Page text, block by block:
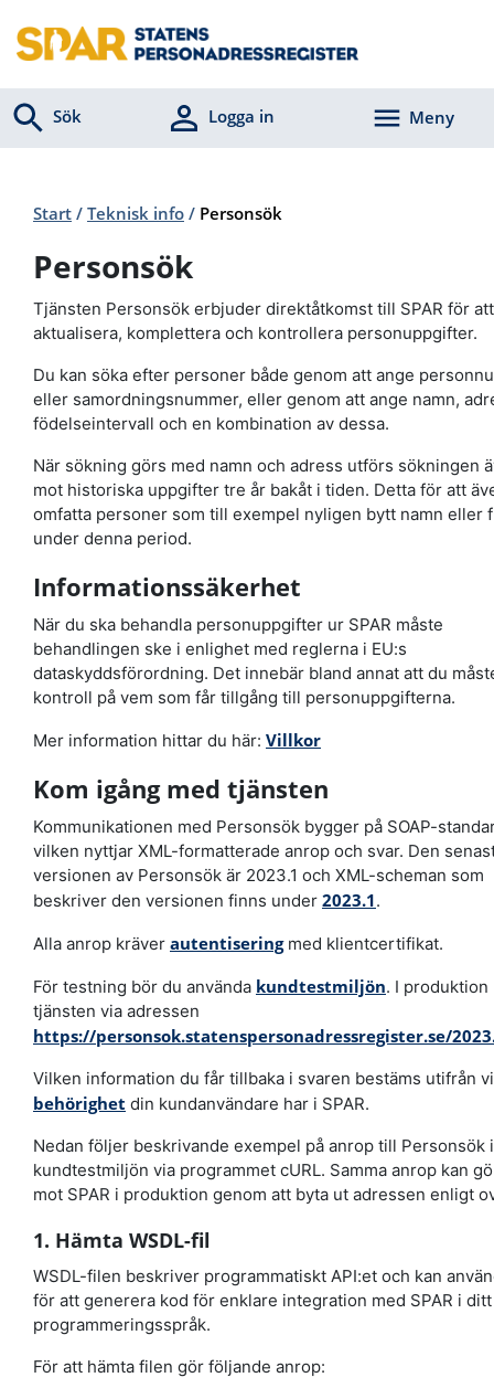
Sök Logga in Meny
Start / Teknisk info / Personsök
Personsök
Tjänsten Personsök erbjuder direktåtkomst till SPAR för att
aktualisera, komplettera och kontrollera personuppgifter.
Du kan söka efter personer både genom att ange
eller samordningsnummer, eller genom att ange namn,
födelseintervall och en kombination av dessa.
När sökning görs med namn och adress utförs sökningen
mot historiska uppgifter tre år bakåt i tiden. Detta för att
omfatta personer som till exempel nyligen bytt namn eller
under denna period.
Informationssäkerhet
När du ska behandla personuppgifter ur SPAR måste
behandlingen ske i enlighet med reglerna i EU:s
dataskyddsförordning. Det innebär bland annat att du
kontroll på vem som får tillgång till personuppgifterna.
Mer information hittar du här: Villkor
Kom igång med tjänsten
Kommunikationen med Personsök bygger på SOAP-
vilken nyttjar XML-formatterade anrop och svar. Den
versionen av Personsök är 2023.1 och XML-scheman som
beskriver den versionen finns under 2023.1.
Alla anrop kräver autentiseringmed klientcertifikat.
För testning bör du använda kundtestmiljön. I produktion
tjänsten via adressen
https://personsok.statenspersonadressregister.se/
Vilken information du får tillbaka i svaren bestäms utifrån
behörighet din kundanvändare har i SPAR.
Nedan följer beskrivande exempel på anrop till Personsök i
kundtestmiljön via programmet cURL. Samma anrop kan
mot SPAR i produktion genom att byta ut adressen enligt
1. Hämta WSDL-fil
WSDL-filen beskriver programmatiskt API:et och kan
för att generera kod för enklare integration med SPAR i
programmeringsspråk.
För att hämta filen gör följande anrop: